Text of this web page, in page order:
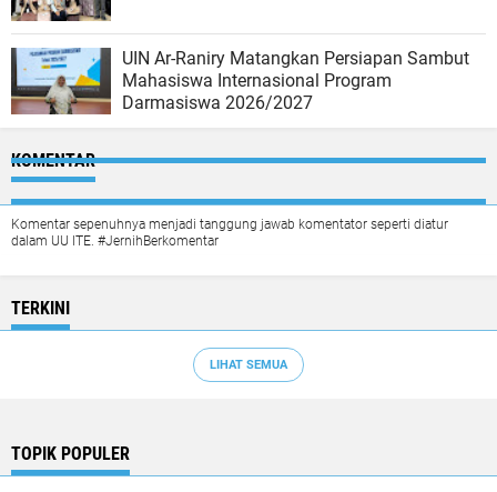
UIN Ar-Raniry Matangkan Persiapan Sambut
Mahasiswa Internasional Program
Darmasiswa 2026/2027
KOMENTAR
Komentar sepenuhnya menjadi tanggung jawab komentator seperti diatur
dalam UU ITE. #JernihBerkomentar
TERKINI
LIHAT SEMUA
TOPIK POPULER